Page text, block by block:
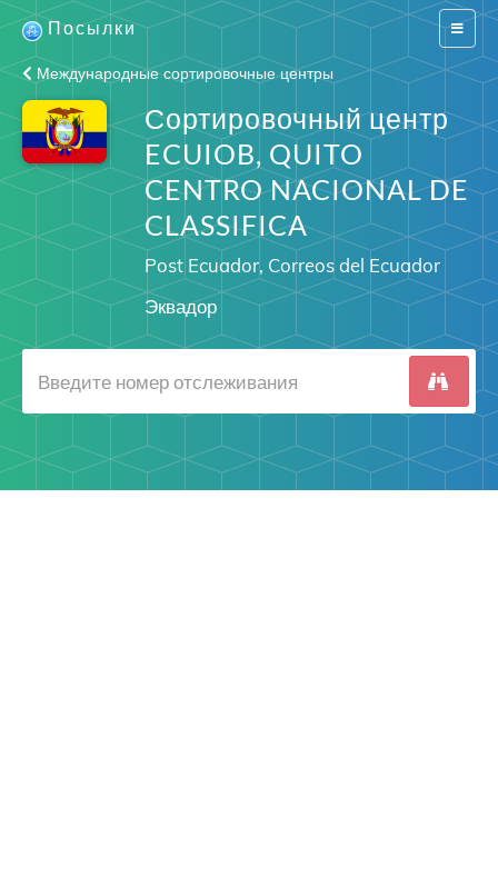
Switch
Посылки
Международные сортировочные центры
Сортировочный центр
ECUIOB, QUITO
CENTRO NACIONAL DE
CLASSIFICA
Post Ecuador, Correos del Ecuador
Эквадор